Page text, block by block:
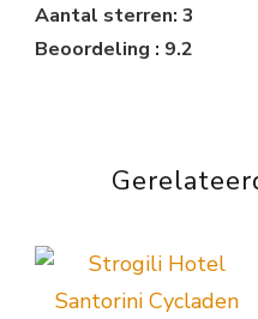
Aantal sterren: 3
Beoordeling : 9.2